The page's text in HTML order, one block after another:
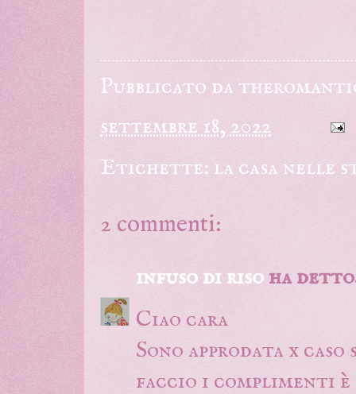
Pubblicato da
settembre 18, 2022
Etichette: la casa nelle
2 commenti:
infuso di risoha
Ciao cara
Sono approdata x
faccio i complimenti